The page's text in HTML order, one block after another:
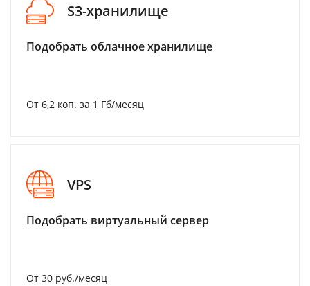
S3-хранилище
Подобрать облачное хранилище
От 6,2 коп. за 1 Гб/месяц
VPS
Подобрать виртуальный сервер
От 30 руб./месяц